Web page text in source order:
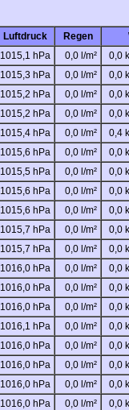
Luftdruck Regen
1015,1 hPa 0,0 l/m²
0,0
1015,3 hPa 0,0 l/m²
0,0
1015,2 hPa 0,0 l/m²
0,0
1015,2 hPa 0,0 l/m²
0,0
1015,4 hPa 0,0 l/m²
0,4
1015,6 hPa 0,0 l/m²
0,0
1015,5 hPa 0,0 l/m²
0,0
1015,6 hPa 0,0 l/m²
0,0
1015,6 hPa 0,0 l/m²
0,0
1015,7 hPa 0,0 l/m²
0,0
1015,7 hPa 0,0 l/m²
0,0
1016,0 hPa 0,0 l/m²
0,0
1016,0 hPa 0,0 l/m²
0,0
1016,0 hPa 0,0 l/m²
0,0
1016,1 hPa 0,0 l/m²
0,0
1016,0 hPa 0,0 l/m²
0,0
1016,0 hPa 0,0 l/m²
0,0
1016,0 hPa 0,0 l/m²
0,0
1016,0 hPa 0,0 l/m²
0,0